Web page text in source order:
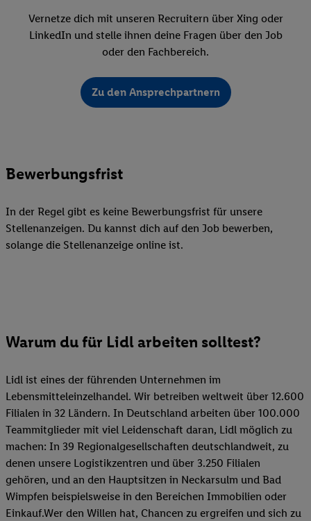
Vernetze dich mit unseren Recruitern über Xing oder
LinkedIn und stelle ihnen deine Fragen über den Job
oder den Fachbereich.
Zu den Ansprechpartnern
Bewerbungsfrist
In der Regel gibt es keine Bewerbungsfrist für unsere
Stellenanzeigen. Du kannst dich auf den Job bewerben,
solange die Stellenanzeige online ist.
Warum du für Lidl arbeiten solltest?
Lidl ist eines der führenden Unternehmen im
Lebensmitteleinzelhandel. Wir betreiben weltweit über 12.600
Filialen in 32 Ländern. In Deutschland arbeiten über 100.000
Teammitglieder mit viel Leidenschaft daran, Lidl möglich zu
machen: In 39 Regionalgesellschaften deutschlandweit, zu
denen unsere Logistikzentren und über 3.250 Filialen
gehören, und an den Hauptsitzen in Neckarsulm und Bad
Wimpfen beispielsweise in den Bereichen Immobilien oder
Einkauf.Wer den Willen hat, Chancen zu ergreifen und sich zu